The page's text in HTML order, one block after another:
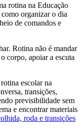
rotina na Educação
organizar o dia
de comandos e
Rotina não é mandar
corpo, apoiar a escuta
escolar na
transições,
previsibilidade sem
e encontrar materiais
roda e transições